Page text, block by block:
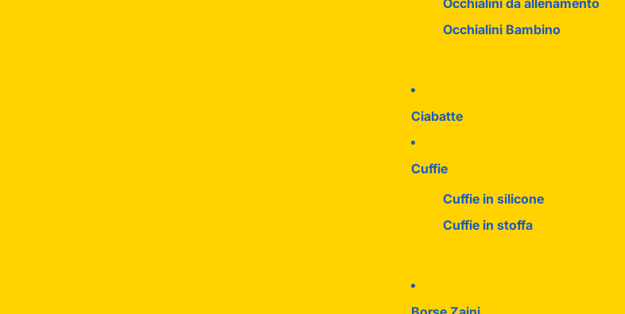
Occhialini Bambino
Ciabatte
Cuffie
Cuffie in silicone
Cuffie in stoffa